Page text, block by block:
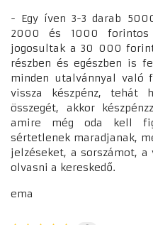
- Egy íven 3-3 darab
2000 és 1000 forintos
jogosultak a 30 000
részben és egészben is
minden utalvánnyal való
vissza készpénz, tehát
összegét, akkor
amire még oda kell
sértetlenek maradjanak,
jelzéseket, a sorszámot,
olvasni a kereskedő.
ema